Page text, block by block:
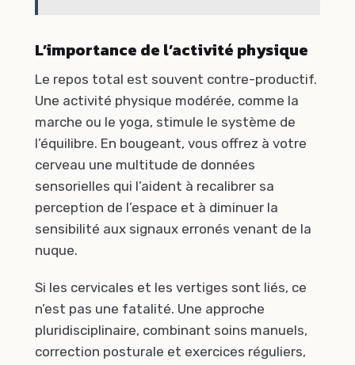
L’importance de l’activité physique
Le repos total est souvent contre-productif.
Une activité physique modérée, comme la
marche ou le yoga, stimule le système de
l’équilibre. En bougeant, vous offrez à votre
cerveau une multitude de données
sensorielles qui l’aident à recalibrer sa
perception de l’espace et à diminuer la
sensibilité aux signaux erronés venant de la
nuque.
Si les cervicales et les vertiges sont liés, ce
n’est pas une fatalité. Une approche
pluridisciplinaire, combinant soins manuels,
correction posturale et exercices réguliers,